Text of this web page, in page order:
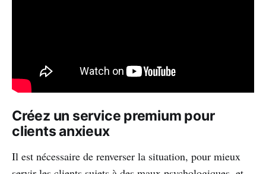
Créez un service premium pour
clients anxieux
Il est nécessaire de renverser la situation, pour mieux